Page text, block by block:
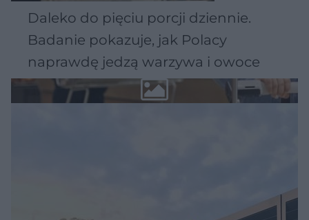
Daleko do pięciu porcji dziennie.
Badanie pokazuje, jak Polacy
naprawdę jedzą warzywa i owoce